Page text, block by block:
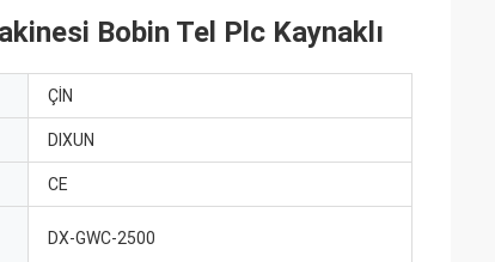
Bobin Tel Plc Kaynaklı
ÇİN
DIXUN
CE
DX-GWC-2500